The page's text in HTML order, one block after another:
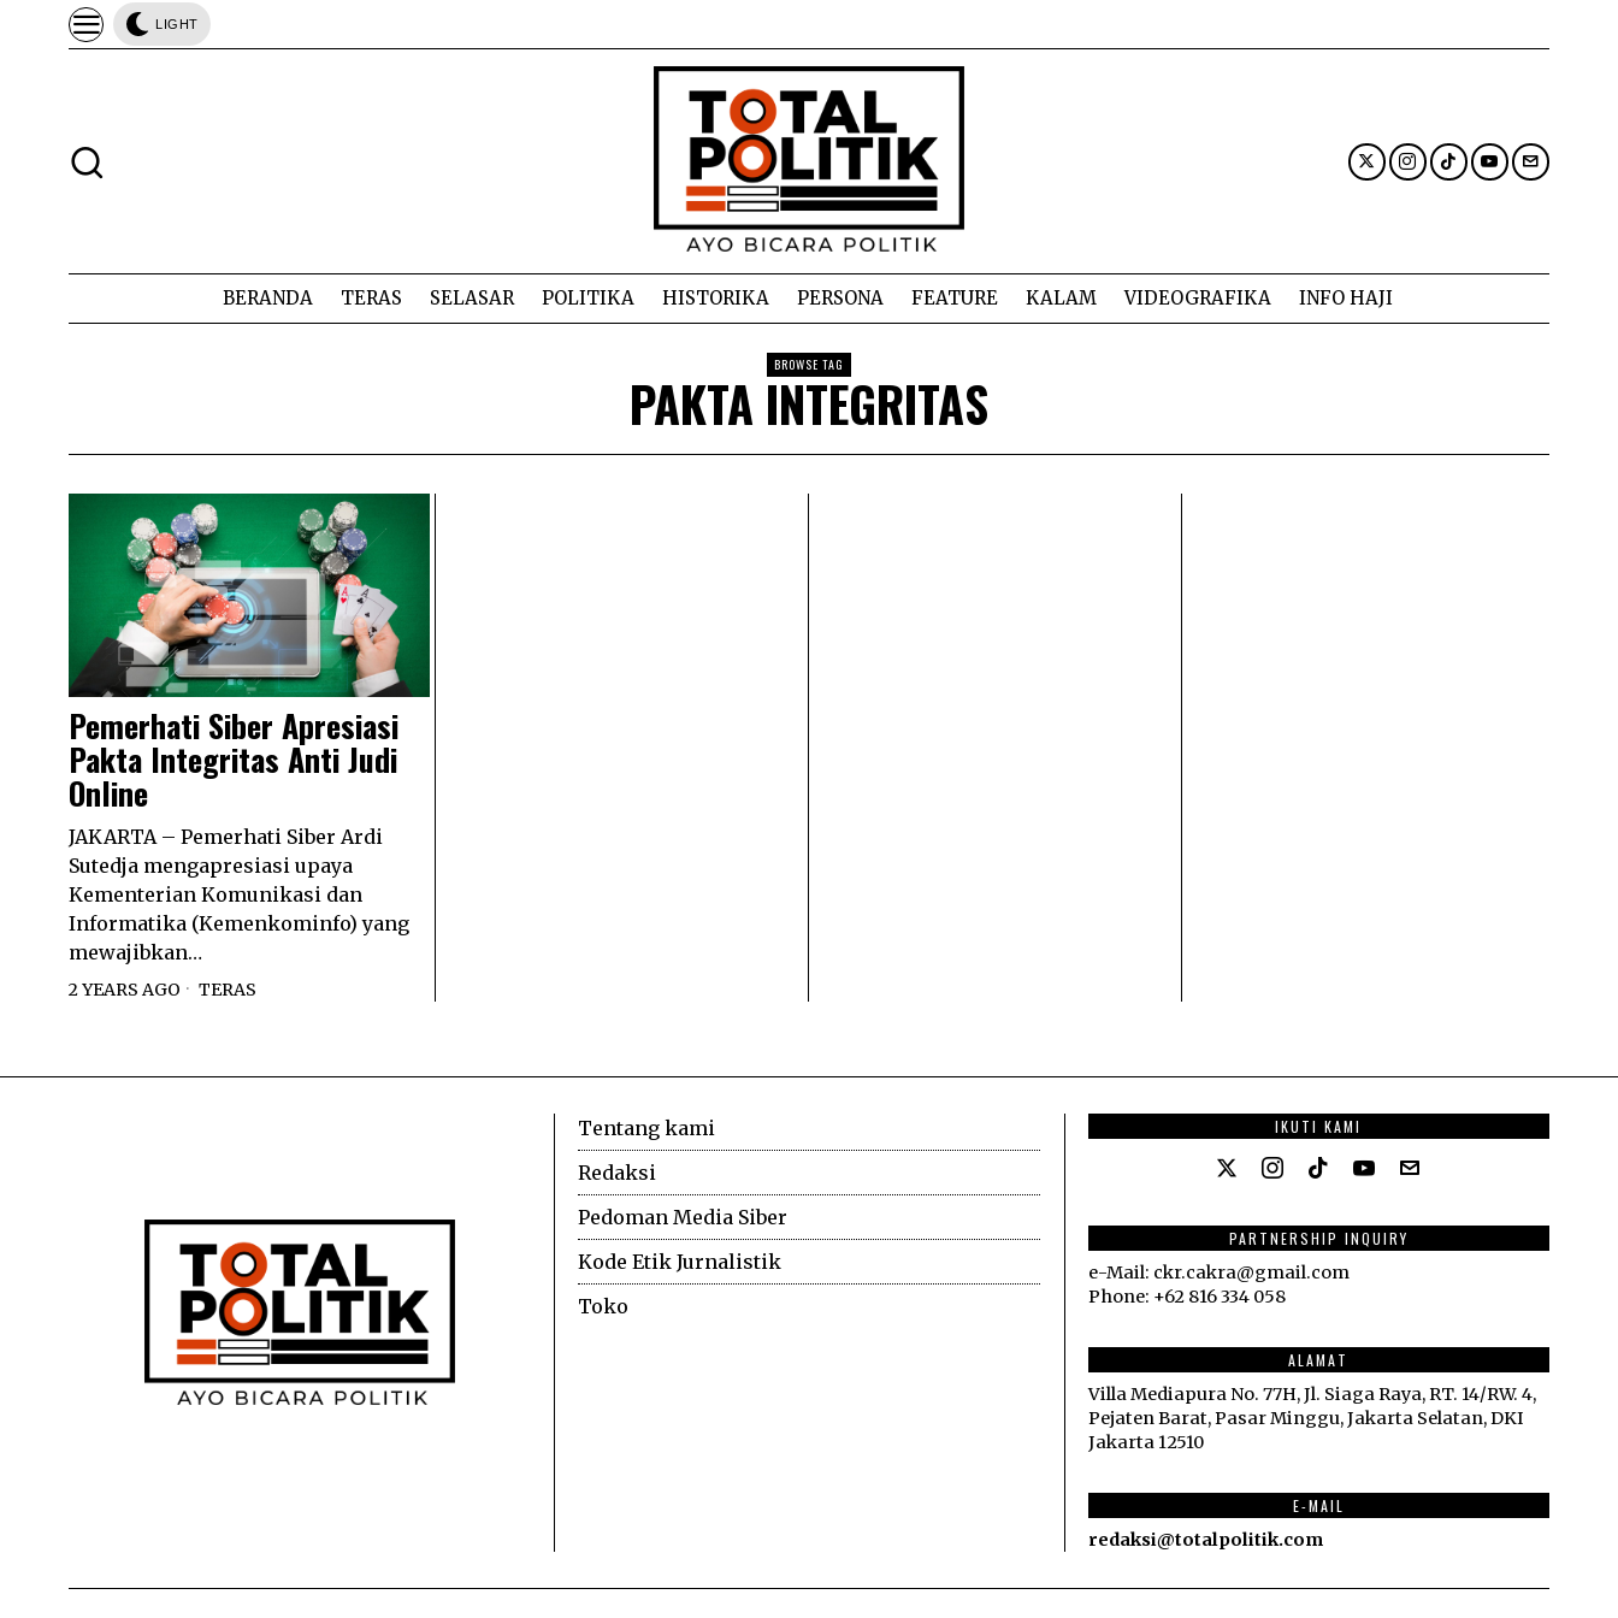
LIGHT
BERANDA TERAS SELASAR POLITIKA HISTORIKA PERSONA FEATURE KALAM VIDEOGRAFIKA INFO HAJI
BROWSE TAG
PAKTA INTEGRITAS
Pemerhati Siber Apresiasi
Pakta Integritas Anti Judi
Online
JAKARTA – Pemerhati Siber Ardi
Sutedja mengapresiasi upaya
Kementerian Komunikasi dan
Informatika (Kemenkominfo) yang
mewajibkan…
2 YEARS AGO TERAS
Tentang kami
Redaksi
Pedoman Media Siber
Kode Etik Jurnalistik
Toko
IKUTI KAMI
PARTNERSHIP INQUIRY
e-Mail: ckr.cakra@gmail.com
Phone: +62 816 334 058
ALAMAT
Villa Mediapura No. 77H, Jl. Siaga Raya, RT. 14/RW. 4,
Pejaten Barat, Pasar Minggu, Jakarta Selatan, DKI
Jakarta 12510
E-MAIL
redaksi@totalpolitik.com